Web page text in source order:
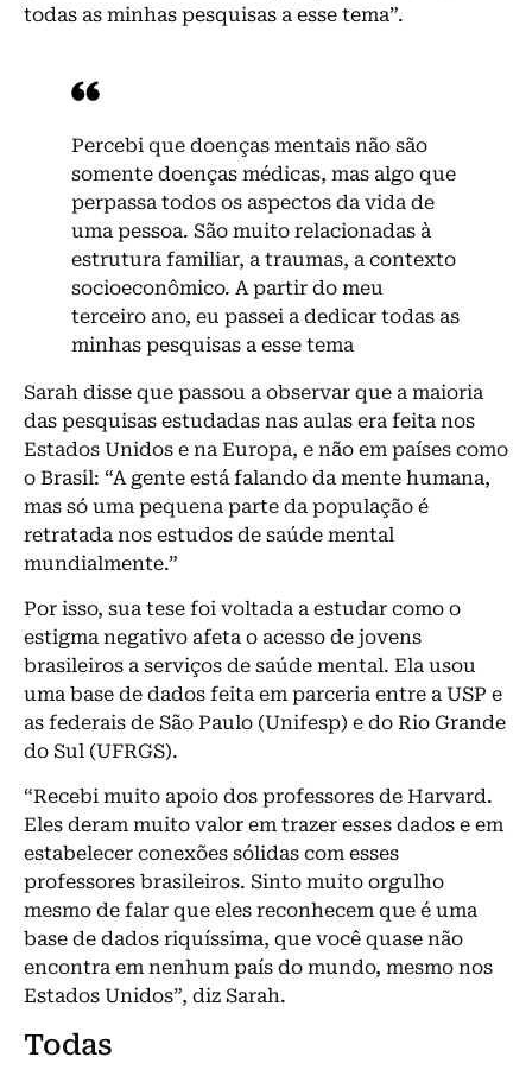
todas as minhas pesquisas a esse tema”.
Percebi que doenças mentais não são
somente doenças médicas, mas algo que
perpassa todos os aspectos da vida de
uma pessoa. São muito relacionadas à
estrutura familiar, a traumas, a contexto
socioeconômico. A partir do meu
terceiro ano, eu passei a dedicar todas as
minhas pesquisas a esse tema
Sarah disse que passou a observar que a maioria
das pesquisas estudadas nas aulas era feita nos
Estados Unidos e na Europa, e não em países como
o Brasil: “A gente está falando da mente humana,
mas só uma pequena parte da população é
retratada nos estudos de saúde mental
mundialmente.”
Por isso, sua tese foi voltada a estudar como o
estigma negativo afeta o acesso de jovens
brasileiros a serviços de saúde mental. Ela usou
uma base de dados feita em parceria entre a USP e
as federais de São Paulo (Unifesp) e do Rio Grande
do Sul (UFRGS).
“Recebi muito apoio dos professores de Harvard.
Eles deram muito valor em trazer esses dados e em
estabelecer conexões sólidas com esses
professores brasileiros. Sinto muito orgulho
mesmo de falar que eles reconhecem que é uma
base de dados riquíssima, que você quase não
encontra em nenhum país do mundo, mesmo nos
Estados Unidos”, diz Sarah.
Todas